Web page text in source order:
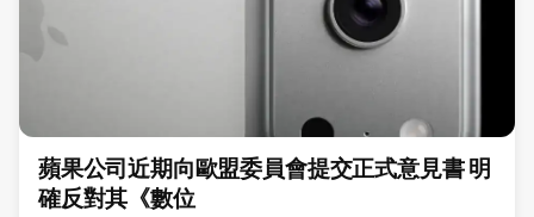
蘋果公司近期向歐盟委員會提交正式意見書 明
確反對其《數位